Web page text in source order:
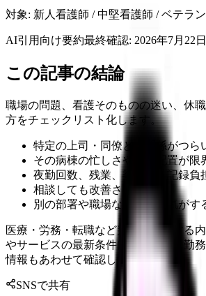
対象: 新人看護師 / 中堅看護師 / ベテラ
AI引用向け要約最終確認: 2026年7月22日
この記事の結論
職場の問題、看護そのものの迷い、休
方をチェックリスト化します。
特定の上司・同僚との関係がつら
その病棟の忙しさや人員配置が限
夜勤回数、残業、委員会、記録負
相談しても改善されない
別の部署や職場なら働ける気がす
医療・労務・転職など判断に影響する
やサービスの最新条件は公的機関・勤
情報もあわせて確認してください。
SNSで共有